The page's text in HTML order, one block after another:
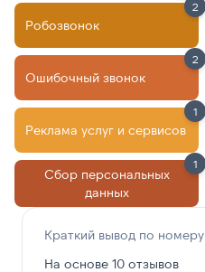
Робозвонок
2
Ошибочный звонок
2
Реклама услуг и сервисов
1
Сбор персональных
данных
1
Краткий вывод по номеру
На основе 10 отзывов